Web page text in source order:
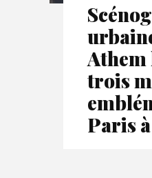
trois
Paris